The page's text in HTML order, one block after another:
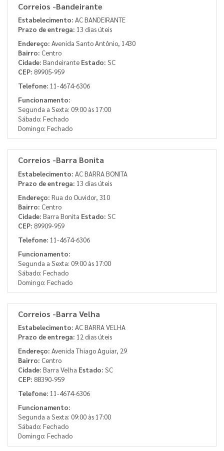
Correios -Bandeirante
Estabelecimento: AC BANDEIRANTE
Prazo de entrega: 13 dias úteis
Endereço: Avenida Santo Antônio, 1430
Bairro: Centro
Cidade: Bandeirante Estado: SC
CEP: 89905-959
Telefone: 11-4674-6306
Funcionamento:
Segunda a Sexta: 09:00 às 17:00
Sábado: Fechado
Domingo: Fechado
Correios -Barra Bonita
Estabelecimento: AC BARRA BONITA
Prazo de entrega: 13 dias úteis
Endereço: Rua do Ouvidor, 310
Bairro: Centro
Cidade: Barra Bonita Estado: SC
CEP: 89909-959
Telefone: 11-4674-6306
Funcionamento:
Segunda a Sexta: 09:00 às 17:00
Sábado: Fechado
Domingo: Fechado
Correios -Barra Velha
Estabelecimento: AC BARRA VELHA
Prazo de entrega: 12 dias úteis
Endereço: Avenida Thiago Aguiar, 29
Bairro: Centro
Cidade: Barra Velha Estado: SC
CEP: 88390-959
Telefone: 11-4674-6306
Funcionamento:
Segunda a Sexta: 09:00 às 17:00
Sábado: Fechado
Domingo: Fechado